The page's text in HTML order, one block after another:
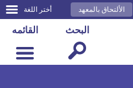
أختر اللغة الألتحاق بالمعهد
القائمه البحث